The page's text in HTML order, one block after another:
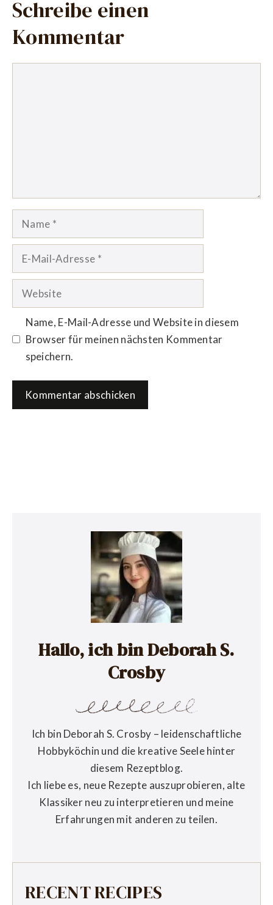
Schreibe einen
Kommentar
Name
Website
Name, E-Mail-Adresse und Website in diesem
Browser für meinen nächsten Kommentar
speichern.
Hallo, ich bin Deborah S.
Crosby
Ich bin Deborah S. Crosby – leidenschaftliche
Hobbyköchin und die kreative Seele hinter
diesem Rezeptblog.
Ich liebe es, neue Rezepte auszuprobieren, alte
Klassiker neu zu interpretieren und meine
Erfahrungen mit anderen zu teilen.
RECENT RECIPES